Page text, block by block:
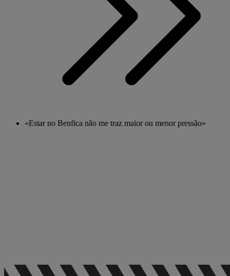
«Estar no Benfica não me traz maior ou menor pressão»